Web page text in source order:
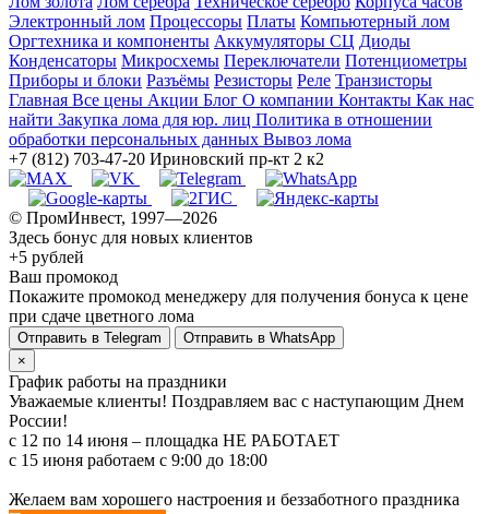
Электронный лом Процессоры Платы Компьютерный лом
Оргтехника и компоненты Аккумуляторы СЦ Диоды
Конденсаторы Микросхемы Переключатели Потенциометры
Приборы и блоки Разъёмы Резисторы Реле Транзисторы
Главная Все цены Акции Блог О компании Контакты Как нас
найти Закупка лома для юр. лиц Политика в отношении
обработки персональных данных Вывоз лома
+7 (812) 703-47-20 Ириновский пр-кт 2 к2
© ПромИнвест, 1997—2026
Здесь бонус для новых клиентов
+5 рублей
Ваш промокод
Покажите промокод менеджеру для получения бонуса к цене
при сдаче цветного лома
Отправить в Telegram
Отправить в WhatsApp
×
График работы на праздники
Уважаемые клиенты! Поздравляем вас с наступающим Днем
России!
с 12 по 14 июня – площадка НЕ РАБОТАЕТ
c 15 июня работаем с 9:00 до 18:00
Желаем вам хорошего настроения и беззаботного праздника